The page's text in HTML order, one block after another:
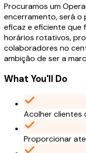
Procuramos um
encerramento, será
eficaz e eficiente que
horários rotativos,
colaboradores no
ambição de ser a
What You'll Do
Acolher clientes
Proporcionar